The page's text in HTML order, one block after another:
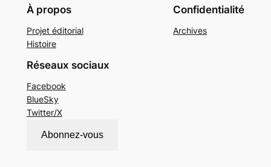
À propos
Projet éditorial
Histoire
Confidentialité
Archives
Réseaux sociaux
Facebook
BlueSky
Twitter/X
Abonnez-vous